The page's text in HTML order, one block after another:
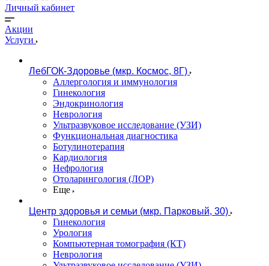
Личный кабинет
Акции
Услуги
ЛебГОК-Здоровье (мкр. Космос, 8Г)
Аллергология и иммунология
Гинекология
Эндокринология
Неврология
Ультразвуковое исследование (УЗИ)
Функциональная диагностика
Ботулинотерапия
Кардиология
Нефрология
Отоларингология (ЛОР)
Еще
Центр здоровья и семьи (мкр. Парковый, 30)
Гинекология
Урология
Компьютерная томография (КТ)
Неврология